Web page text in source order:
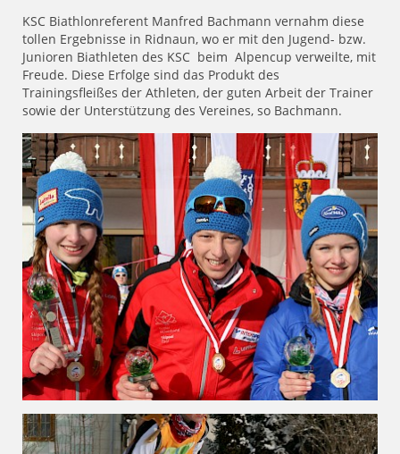
KSC Biathlonreferent Manfred Bachmann vernahm diese
tollen Ergebnisse in Ridnaun, wo er mit den Jugend- bzw.
Junioren Biathleten des KSC beim Alpencup verweilte, mit
Freude. Diese Erfolge sind das Produkt des
Trainingsfleißes der Athleten, der guten Arbeit der Trainer
sowie der Unterstützung des Vereines, so Bachmann.